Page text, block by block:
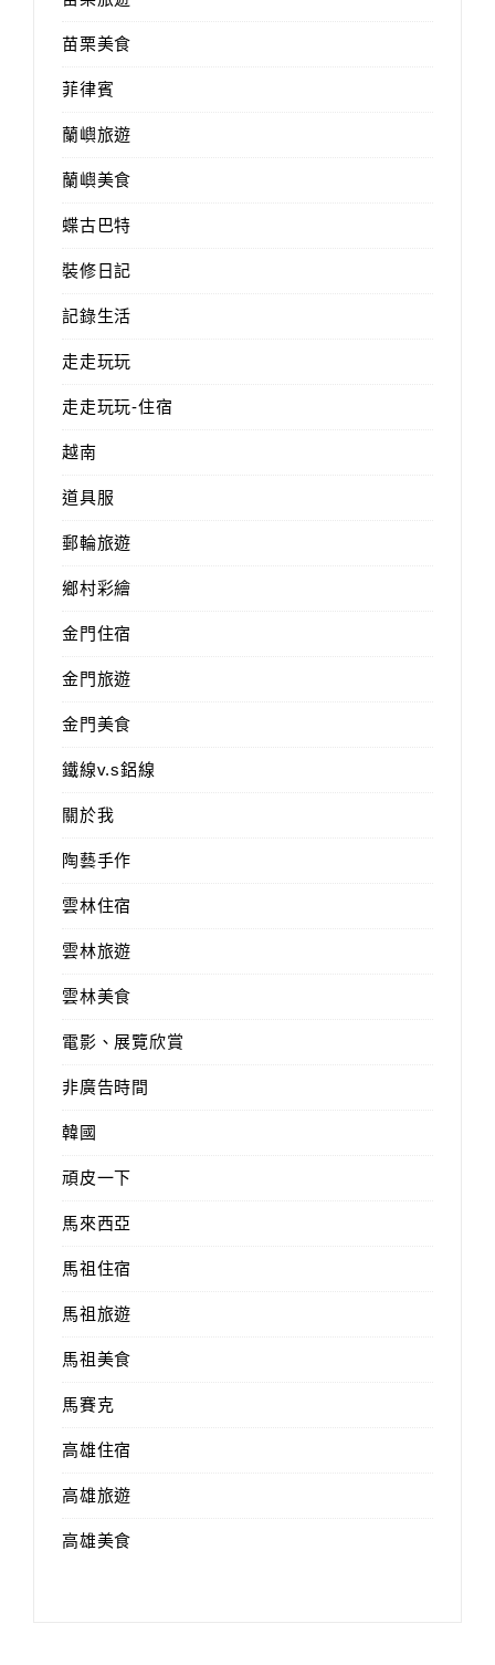
苗栗美食
菲律賓
蘭嶼旅遊
蘭嶼美食
蝶古巴特
裝修日記
記錄生活
走走玩玩
走走玩玩-住宿
越南
道具服
郵輪旅遊
鄉村彩繪
金門住宿
金門旅遊
金門美食
鐵線v.s鋁線
關於我
陶藝手作
雲林住宿
雲林旅遊
雲林美食
電影、展覽欣賞
非廣告時間
韓國
頑皮一下
馬來西亞
馬祖住宿
馬祖旅遊
馬祖美食
馬賽克
高雄住宿
高雄旅遊
高雄美食